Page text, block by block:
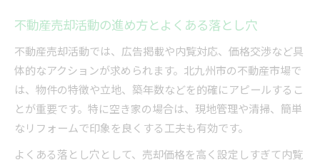
不動産売却活動の進め方とよくある落とし穴
不動産売却活動では、広告掲載や内覧対応、価格交渉など具
体的なアクションが求められます。北九州市の不動産市場で
は、物件の特徴や立地、築年数などを的確にアピールするこ
とが重要です。特に空き家の場合は、現地管理や清掃、簡単
なリフォームで印象を良くする工夫も有効です。
よくある落とし穴として、売却価格を高く設定しすぎて内覧